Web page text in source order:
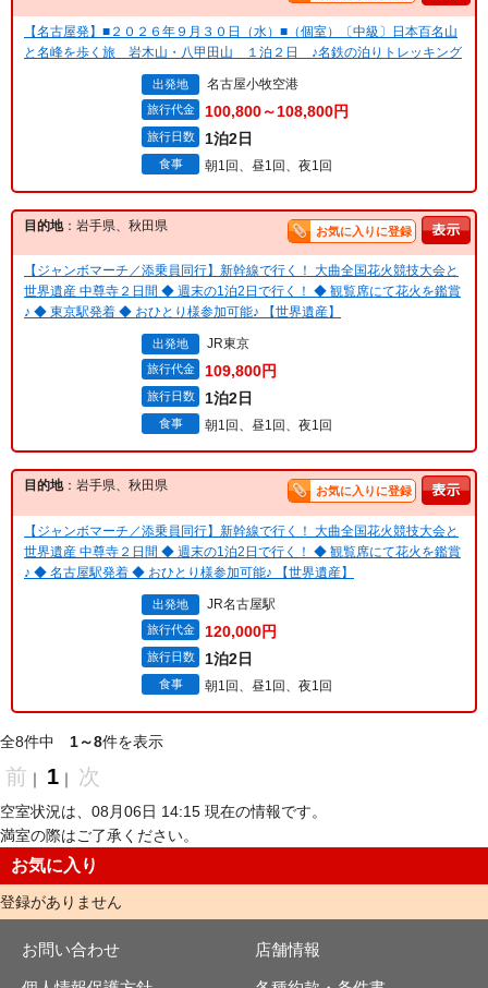
【名古屋発】■２０２６年９月３０日（水）■（個室）〔中級〕日本百名山
と名峰を歩く旅 岩木山・八甲田山 １泊２日 ♪名鉄の泊りトレッキング
出発地 名古屋小牧空港
旅行代金 100,800～108,800円
旅行日数 1泊2日
食事 朝1回、昼1回、夜1回
目的地：岩手県、秋田県 お気に入りに登録
【ジャンボマーチ／添乗員同行】新幹線で行く！ 大曲全国花火競技大会と
世界遺産 中尊寺２日間 ◆ 週末の1泊2日で行く！ ◆ 観覧席にて花火を鑑賞
♪ ◆ 東京駅発着 ◆ おひとり様参加可能♪ 【世界遺産】
出発地 JR東京
旅行代金 109,800円
旅行日数 1泊2日
食事 朝1回、昼1回、夜1回
目的地：岩手県、秋田県 お気に入りに登録
【ジャンボマーチ／添乗員同行】新幹線で行く！ 大曲全国花火競技大会と
世界遺産 中尊寺２日間 ◆ 週末の1泊2日で行く！ ◆ 観覧席にて花火を鑑賞
♪ ◆ 名古屋駅発着 ◆ おひとり様参加可能♪ 【世界遺産】
出発地 JR名古屋駅
旅行代金 120,000円
旅行日数 1泊2日
食事 朝1回、昼1回、夜1回
全8件中 1～8件を表示
前 ｜ 1 ｜ 次
空室状況は、08月06日 14:15 現在の情報です。
満室の際はご了承ください。
お気に入り
登録がありません
お問い合わせ 店舗情報